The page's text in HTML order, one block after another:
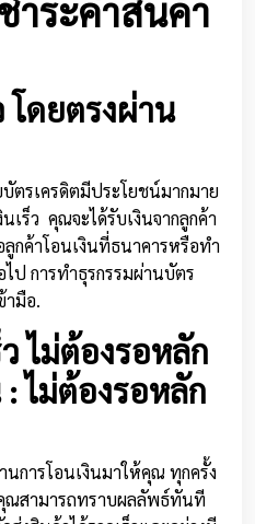
ำระค่าสินค้า
โดยตรงผ่าน
ตรเครดิตมีประโยชน์มากมาย
เร็ว คุณจะได้รับเงินจากลูกค้า
ลูกค้าโอนเงินที่ธนาคารหรือทำ
ป การทำธุรกรรมผ่านบัตร
ามือ.
ไม่ต้องรอหลัก
:ไม่ต้องรอหลัก
การโอนเงินมาให้คุณ ทุกครั้ง
ณสามารถทราบผลลัพธ์ทันที